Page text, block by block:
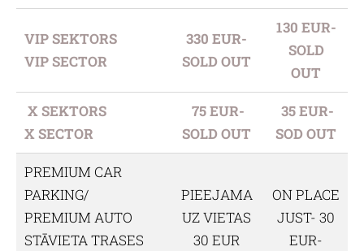
VIP SEKTORS
VIP SECTOR
330 EUR-
SOLD OUT
130 EUR-
SOLD
OUT
X SEKTORS
X SECTOR
75 EUR-
SOLD OUT
35 EUR-
SOD OUT
PREMIUM CAR
PARKING/
PREMIUM AUTO
STĀVIETA TRASES
PIEEJAMA
UZ VIETAS
30 EUR
ON PLACE
JUST- 30
EUR-